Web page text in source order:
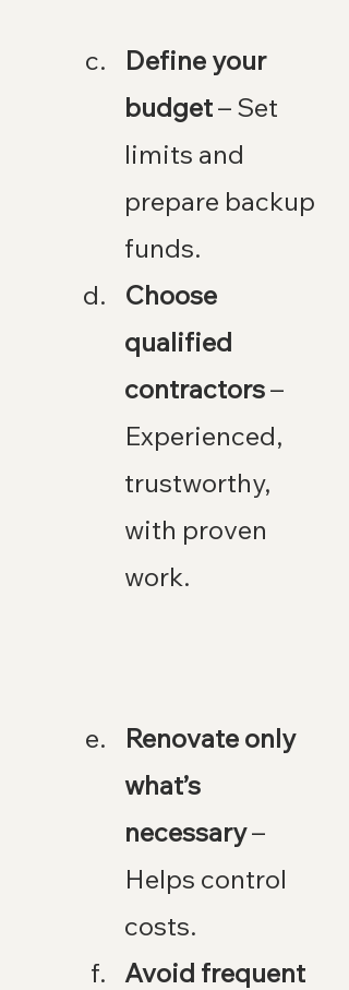
Define your
budget – Set
limits and
prepare backup
funds.
Choose
qualified
contractors –
Experienced,
trustworthy,
with proven
work.
Renovate only
what’s
necessary –
Helps control
costs.
Avoid frequent